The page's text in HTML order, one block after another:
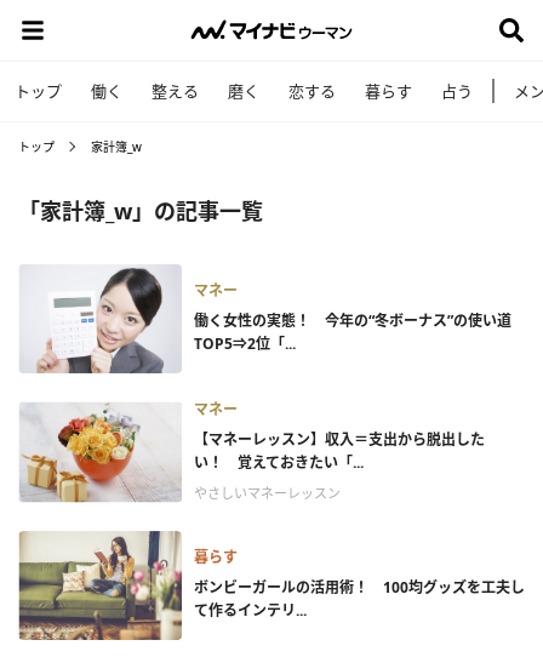
トップ 働く 整える 磨く 恋する 暮らす 占う メ
トップ 家計簿_w
「家計簿_w」の記事一覧
マネー
働く女性の実態！ 今年の“冬ボーナス”の使い道
TOP5⇒2位「...
マネー
【マネーレッスン】収入＝支出から脱出した
い！ 覚えておきたい「...
やさしいマネーレッスン
暮らす
ボンビーガールの活用術！ 100均グッズを工夫し
て作るインテリ...